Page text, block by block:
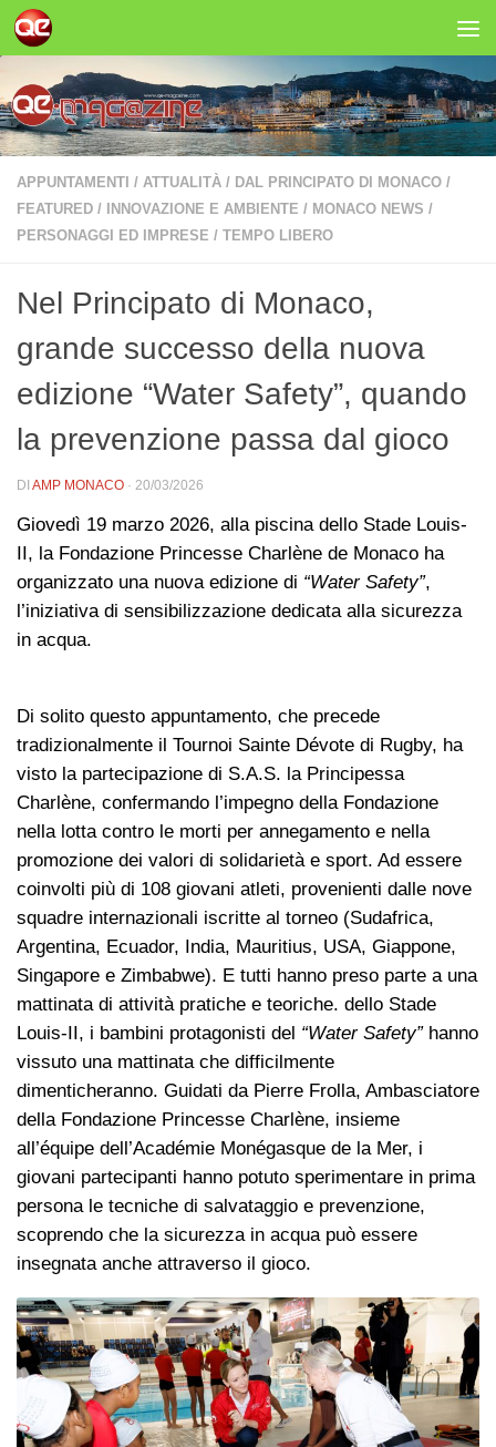
Salta al contenuto
APPUNTAMENTI / ATTUALITÀ / DAL PRINCIPATO DI MONACO /
FEATURED / INNOVAZIONE E AMBIENTE / MONACO NEWS /
PERSONAGGI ED IMPRESE / TEMPO LIBERO
Nel Principato di Monaco,
grande successo della nuova
edizione “Water Safety”, quando
la prevenzione passa dal gioco
DI AMP MONACO · 20/03/2026
Giovedì 19 marzo 2026, alla piscina dello Stade Louis-
II, la Fondazione Princesse Charlène de Monaco ha
organizzato una nuova edizione di “Water Safety”,
l’iniziativa di sensibilizzazione dedicata alla sicurezza
in acqua.
Di solito questo appuntamento, che precede
tradizionalmente il Tournoi Sainte Dévote di Rugby, ha
visto la partecipazione di S.A.S. la Principessa
Charlène, confermando l’impegno della Fondazione
nella lotta contro le morti per annegamento e nella
promozione dei valori di solidarietà e sport. Ad essere
coinvolti più di 108 giovani atleti, provenienti dalle nove
squadre internazionali iscritte al torneo (Sudafrica,
Argentina, Ecuador, India, Mauritius, USA, Giappone,
Singapore e Zimbabwe). E tutti hanno preso parte a una
mattinata di attività pratiche e teoriche. dello Stade
Louis-II, i bambini protagonisti del “Water Safety”hanno
vissuto una mattinata che difficilmente
dimenticheranno. Guidati da Pierre Frolla, Ambasciatore
della Fondazione Princesse Charlène, insieme
all’équipe dell’Académie Monégasque de la Mer, i
giovani partecipanti hanno potuto sperimentare in prima
persona le tecniche di salvataggio e prevenzione,
scoprendo che la sicurezza in acqua può essere
insegnata anche attraverso il gioco.